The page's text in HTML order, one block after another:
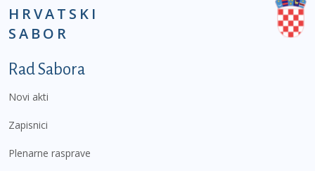
HRVATSKI
SABOR
Podnožje prvi izbornik
Rad Sabora
Novi akti
Zapisnici
Plenarne rasprave